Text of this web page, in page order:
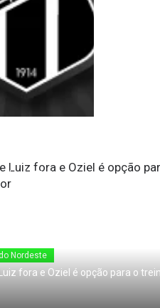
de 2010
Nordeste
fora e Oziel é opção para o